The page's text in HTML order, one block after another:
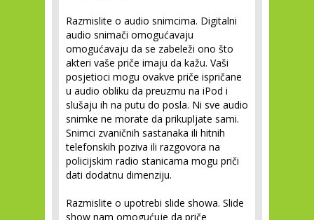
Razmislite o audio snimcima. Digitalni
audio snimači omogućavaju
omogućavaju da se zabeleži ono što
akteri vaše priče imaju da kažu. Vaši
posjetioci mogu ovakve priče ispričane
u audio obliku da preuzmu na iPod i
slušaju ih na putu do posla. Ni sve audio
snimke ne morate da prikupljate sami.
Snimci zvaničnih sastanaka ili hitnih
telefonskih poziva ili razgovora na
policijskim radio stanicama mogu priči
dati dodatnu dimenziju.
Razmislite o upotrebi slide showa. Slide
show nam omogućuje da priče